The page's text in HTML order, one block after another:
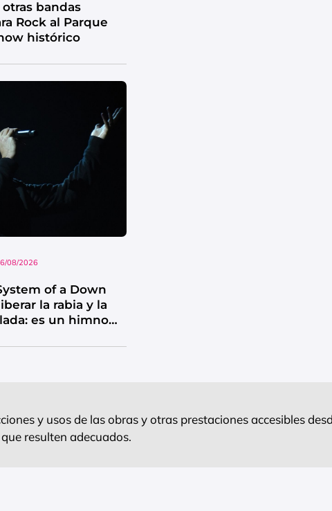
otras bandas
Rock al Parque
histórico
08/2026
of a Down
la rabia y la
es un himno
y usos de las obras y otras prestaciones accesibles
resulten adecuados.